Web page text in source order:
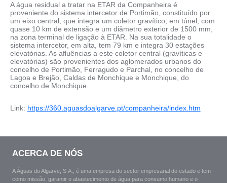
A água residual a tratar na ETAR da Companheira é
proveniente do sistema intercetor de Portimão, constituído por
um eixo central, que integra um coletor gravítico, em túnel, com
quase 10 km de extensão e um diâmetro exterior de 1500 mm,
na zona terminal de ligação à ETAR. Na sua totalidade o
sistema intercetor, em alta, tem 79 km e integra 30 estações
elevatórias. As afluências a este coletor central (gravíticas e
elevatórias) são provenientes dos aglomerados urbanos do
concelho de Portimão, Ferragudo e Parchal, no concelho de
Lagoa e Brejão, Caldas de Monchique e Monchique, do
concelho de Monchique.
Link: https://360.aguasdoalgarve.pt/companheira/index.htm
ACERCA DE NÓS
A Águas do Algarve, S.A., é uma empresa do sector empresarial do estado e tem
como missão, garantir o abastecimento de água para consumo humano e o